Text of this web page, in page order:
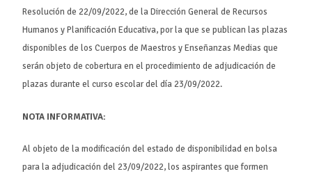
Resolución de 22/09/2022, de la Dirección General de Recursos
Humanos y Planificación Educativa, por la que se publican las plazas
disponibles de los Cuerpos de Maestros y Enseñanzas Medias que
serán objeto de cobertura en el procedimiento de adjudicación de
plazas durante el curso escolar del día 23/09/2022.
NOTA INFORMATIVA:
Al objeto de la modificación del estado de disponibilidad en bolsa
para la adjudicación del 23/09/2022, los aspirantes que formen